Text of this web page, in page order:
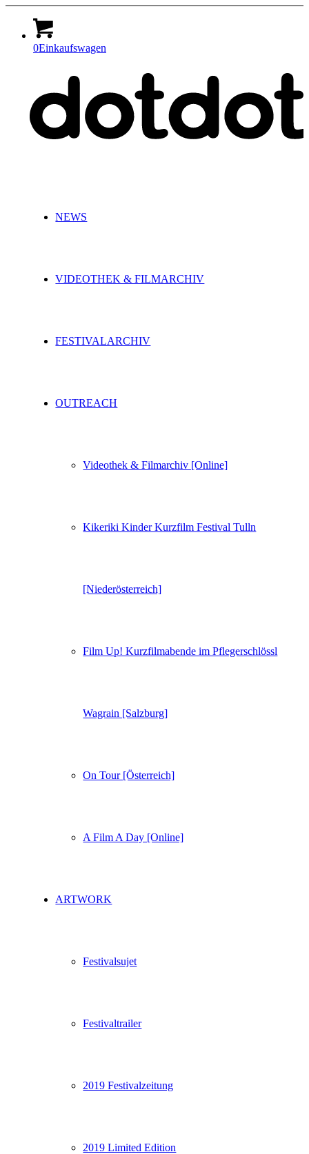
0Einkaufswagen
NEWS
VIDEOTHEK & FILMARCHIV
FESTIVALARCHIV
OUTREACH
Videothek & Filmarchiv [Online]
Kikeriki Kinder Kurzfilm Festival Tulln
[Niederösterreich]
Film Up! Kurzfilmabende im Pflegerschlössl
Wagrain [Salzburg]
On Tour [Österreich]
A Film A Day [Online]
ARTWORK
Festivalsujet
Festivaltrailer
2019 Festivalzeitung
2019 Limited Edition